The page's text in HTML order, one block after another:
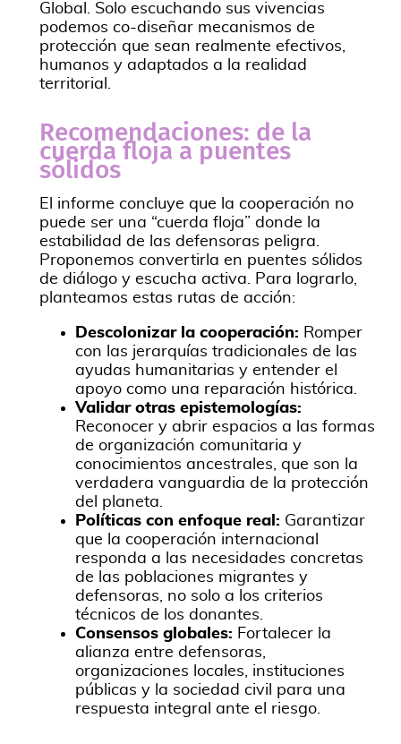
Global. Solo escuchando sus vivencias
podemos co-diseñar mecanismos de
protección que sean realmente efectivos,
humanos y adaptados a la realidad
territorial.
Recomendaciones: de la
cuerda floja a puentes
sólidos
El informe concluye que la cooperación no
puede ser una “cuerda floja” donde la
estabilidad de las defensoras peligra.
Proponemos convertirla en puentes sólidos
de diálogo y escucha activa. Para lograrlo,
planteamos estas rutas de acción:
Descolonizar la cooperación: Romper
con las jerarquías tradicionales de las
ayudas humanitarias y entender el
apoyo como una reparación histórica.
Validar otras epistemologías:
Reconocer y abrir espacios a las formas
de organización comunitaria y
conocimientos ancestrales, que son la
verdadera vanguardia de la protección
del planeta.
Políticas con enfoque real: Garantizar
que la cooperación internacional
responda a las necesidades concretas
de las poblaciones migrantes y
defensoras, no solo a los criterios
técnicos de los donantes.
Consensos globales: Fortalecer la
alianza entre defensoras,
organizaciones locales, instituciones
públicas y la sociedad civil para una
respuesta integral ante el riesgo.